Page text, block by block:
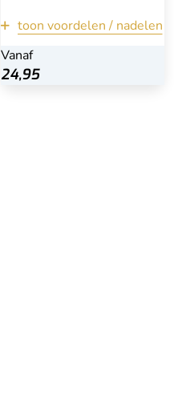
toon voordelen / nadelen
Vanaf
24,95
terug
Bekijk